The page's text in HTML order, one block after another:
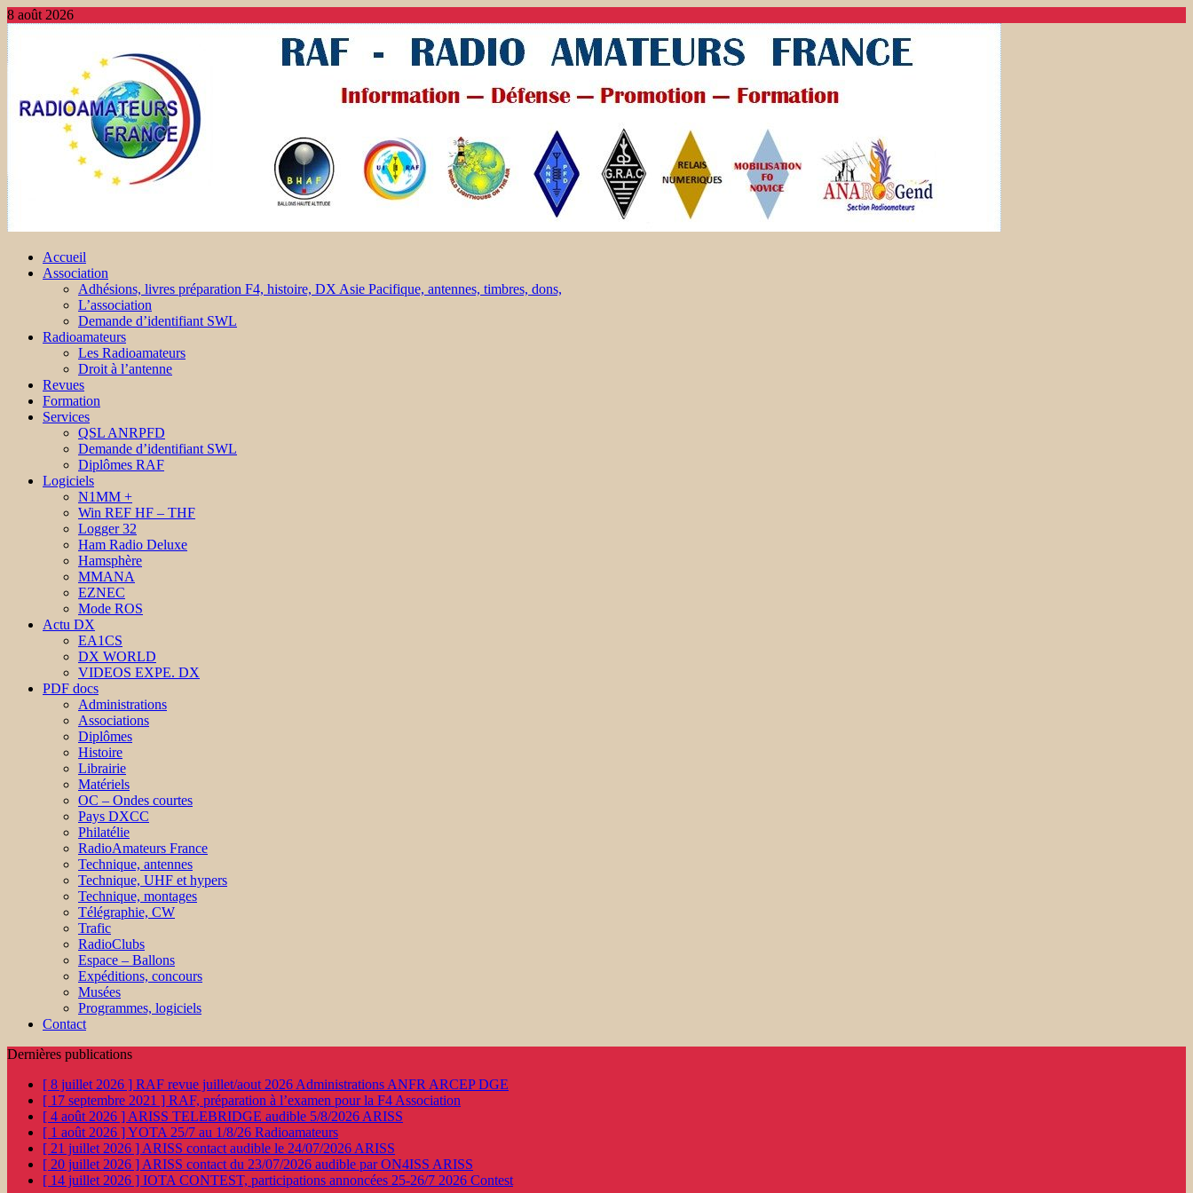
8 août 2026
Accueil
Association
Adhésions, livres préparation F4, histoire, DX Asie Pacifique, antennes, timbres, dons,
L’association
Demande d’identifiant SWL
Radioamateurs
Les Radioamateurs
Droit à l’antenne
Revues
Formation
Services
QSL ANRPFD
Demande d’identifiant SWL
Diplômes RAF
Logiciels
N1MM +
Win REF HF – THF
Logger 32
Ham Radio Deluxe
Hamsphère
MMANA
EZNEC
Mode ROS
Actu DX
EA1CS
DX WORLD
VIDEOS EXPE. DX
PDF docs
Administrations
Associations
Diplômes
Histoire
Librairie
Matériels
OC – Ondes courtes
Pays DXCC
Philatélie
RadioAmateurs France
Technique, antennes
Technique, UHF et hypers
Technique, montages
Télégraphie, CW
Trafic
RadioClubs
Espace – Ballons
Expéditions, concours
Musées
Programmes, logiciels
Contact
Dernières publications
[ 8 juillet 2026 ] RAF revue juillet/aout 2026 Administrations ANFR ARCEP DGE
[ 17 septembre 2021 ] RAF, préparation à l’examen pour la F4 Association
[ 4 août 2026 ] ARISS TELEBRIDGE audible 5/8/2026 ARISS
[ 1 août 2026 ]YOTA 25/7 au 1/8/26 Radioamateurs
[ 21 juillet 2026 ] ARISS contact audible le 24/07/2026 ARISS
[ 20 juillet 2026 ] ARISS contact du 23/07/2026 audible par ON4ISS ARISS
[ 14 juillet 2026 ] IOTA CONTEST, participations annoncées 25-26/7 2026 Contest